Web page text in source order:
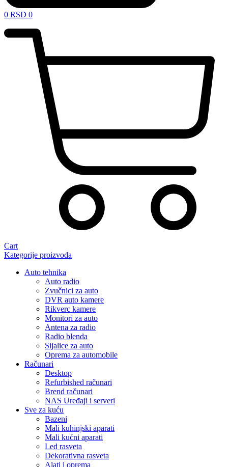
0 RSD 0
Cart
Kategorije proizvoda
Auto tehnika
Auto radio
Zvučnici za auto
DVR auto kamere
Rikverc kamere
Monitori za auto
Antena za radio
Radio blenda
Sijalice za auto
Oprema za automobile
Računari
Desktop
Refurbished računari
Brend računari
NAS Uređaji i serveri
Sve za kuću
Bazeni
Mali kuhinjski aparati
Mali kućni aparati
Led rasveta
Dekorativna rasveta
Alati i oprema